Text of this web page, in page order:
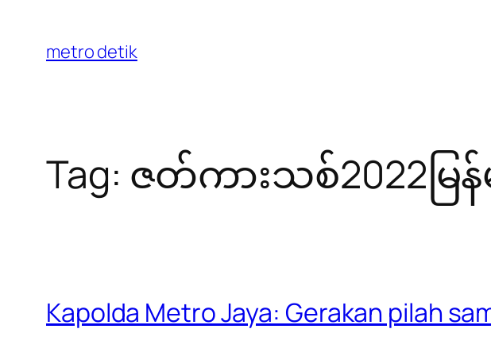
content
metro detik
Tag: ဇတ်ကားသစ်2022မြ
Kapolda Metro Jaya: Gerakan pilah